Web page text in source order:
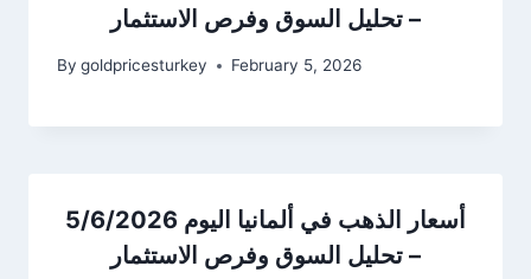
– تحليل السوق وفرص الاستثمار
By goldpricesturkey February 5, 2026
أسعار الذهب في ألمانيا اليوم 5/6/2026
– تحليل السوق وفرص الاستثمار